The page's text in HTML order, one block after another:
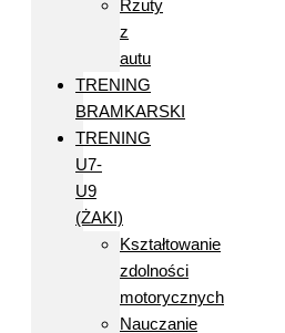
Rzuty
z
autu
TRENING
BRAMKARSKI
TRENING
U7-
U9
(ŻAKI)
Kształtowanie
zdolności
motorycznych
Nauczanie